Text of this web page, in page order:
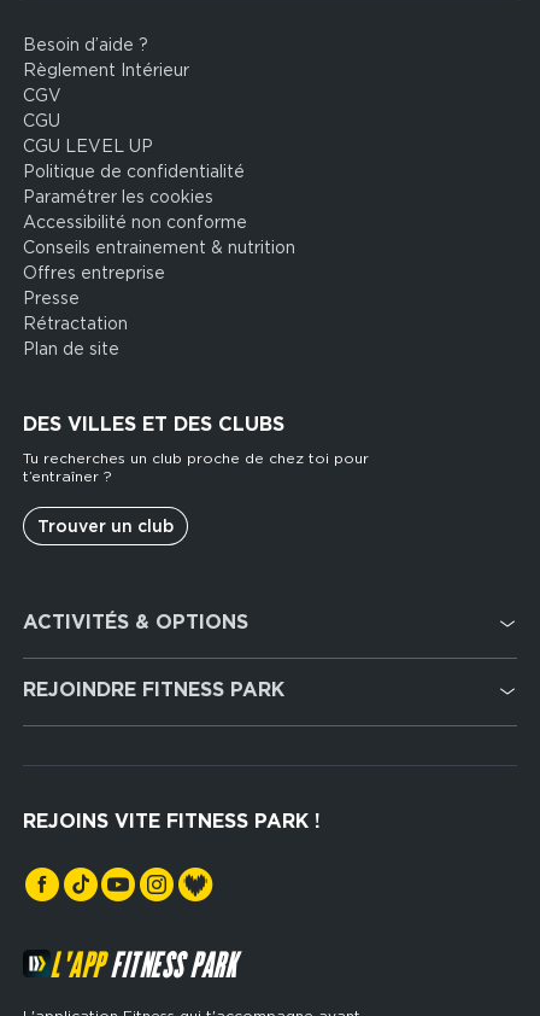
Footer
legal
Besoin d’aide ?
Règlement Intérieur
CGV
CGU
CGU LEVEL UP
Politique de confidentialité
Paramétrer les cookies
Accessibilité non conforme
Conseils entrainement & nutrition
Offres entreprise
Presse
Rétractation
Plan de site
DES VILLES ET DES CLUBS
Tu recherches un club proche de chez toi pour
t’entraîner ?
Trouver un club
services
ACTIVITÉS & OPTIONS
Cardio Training
Musculation
Hyrox Zone
Cross Training
REJOINDRE FITNESS PARK
REJOINS VITE FITNESS PARK !
L'APPFITNESS PARK